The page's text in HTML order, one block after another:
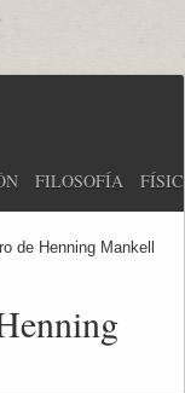
FILOSOFÍA
de Henning Mankell